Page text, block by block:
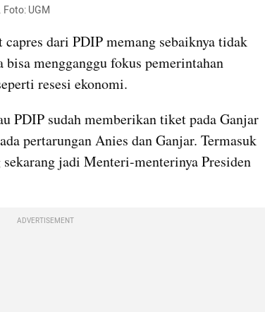
UGM
dari PDIP memang sebaiknya tidak
mengganggu fokus pemerintahan
resesi ekonomi.
PDIP sudah memberikan tiket pada Ganjar
pertarungan Anies dan Ganjar. Termasuk
jadi Menteri-menterinya Presiden
ADVERTISEMENT